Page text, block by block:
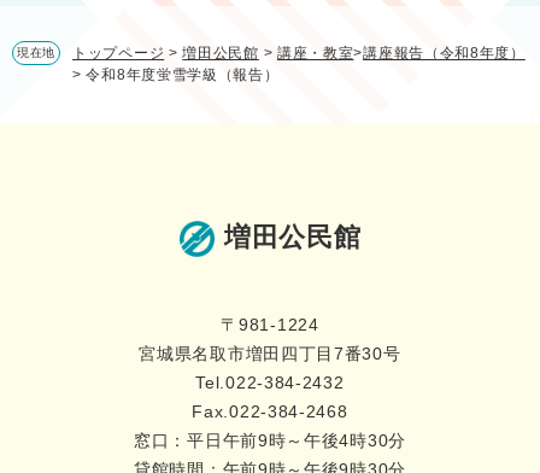
現在地 トップページ > 増田公民館 > 講座・教室>講座報告（令和8年度）
> 令和8年度蛍雪学級（報告）
増田公民館
〒981-1224
宮城県名取市増田四丁目7番30号
Tel.022-384-2432
Fax.022-384-2468
窓口：平日午前9時～午後4時30分
貸館時間：午前9時～午後9時30分